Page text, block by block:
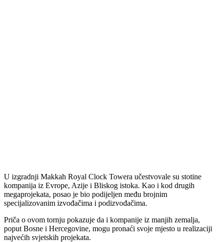
U izgradnji Makkah Royal Clock Towera učestvovale su stotine
kompanija iz Evrope, Azije i Bliskog istoka. Kao i kod drugih
megaprojekata, posao je bio podijeljen među brojnim
specijalizovanim izvođačima i podizvođačima.
Priča o ovom tornju pokazuje da i kompanije iz manjih zemalja,
poput Bosne i Hercegovine, mogu pronaći svoje mjesto u realizaciji
najvećih svjetskih projekata.